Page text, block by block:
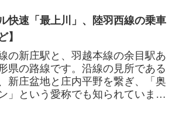
快速「最上川」、陸羽西線の乗車
】
の新庄駅と、羽越本線の余目駅あ
県の路線です。沿線の見所である
新庄盆地と庄内平野を繋ぎ、「奥
」という愛称でも知られていま